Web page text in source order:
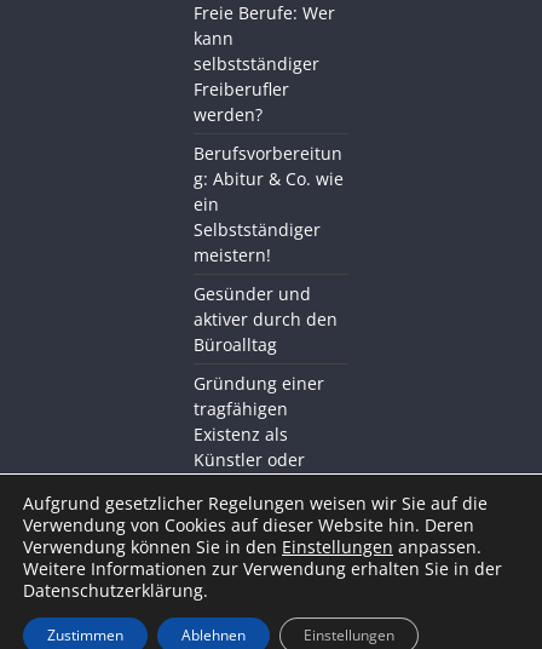
Freie Berufe: Wer
kann
selbstständiger
Freiberufler
werden?
Berufsvorbereitun
g: Abitur & Co. wie
ein
Selbstständiger
meistern!
Gesünder und
aktiver durch den
Büroalltag
Gründung einer
tragfähigen
Existenz als
Künstler oder
Akademie
Aufgrund gesetzlicher Regelungen weisen wir Sie auf die
Verwendung von Cookies auf dieser Website hin. Deren
Verwendung können Sie in den Einstellungen anpassen.
Weitere Informationen zur Verwendung erhalten Sie in der
Datenschutzerklärung.
Zustimmen Ablehnen Einstellungen